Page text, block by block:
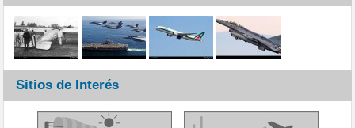
Sitios de Interés